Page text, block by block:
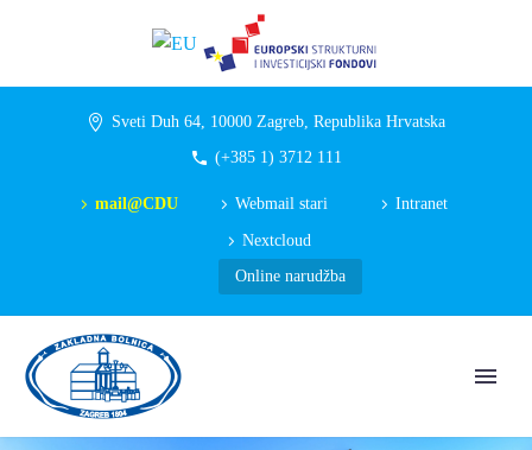
Sveti Duh 64, 10000 Zagreb, Republika Hrvatska
(+385 1) 3712 111
mail@CDU Webmail stari Intranet
Nextcloud
Online narudžba